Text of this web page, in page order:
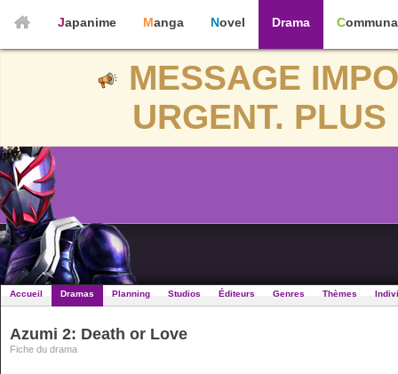
Japanime Manga Novel Drama
MESSAGE
URGENT.
Accueil Dramas Planning Studios Éditeurs Genres Thèmes
Azumi 2: Death or Love
Fiche du drama